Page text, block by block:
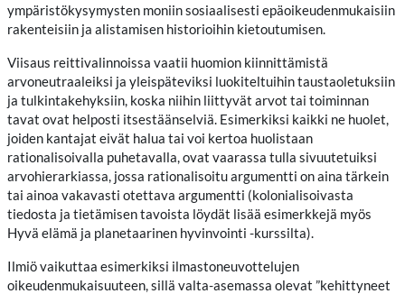
ympäristökysymysten moniin sosiaalisesti epäoikeudenmukaisiin
rakenteisiin ja alistamisen historioihin kietoutumisen.
Viisaus reittivalinnoissa vaatii huomion kiinnittämistä
arvoneutraaleiksi ja yleispäteviksi luokiteltuihin taustaoletuksiin
ja tulkintakehyksiin, koska niihin liittyvät arvot tai toiminnan
tavat ovat helposti itsestäänselviä. Esimerkiksi kaikki ne huolet,
joiden kantajat eivät halua tai voi kertoa huolistaan
rationalisoivalla puhetavalla, ovat vaarassa tulla sivuutetuiksi
arvohierarkiassa, jossa rationalisoitu argumentti on aina tärkein
tai ainoa vakavasti otettava argumentti (kolonialisoivasta
tiedosta ja tietämisen tavoista löydät lisää esimerkkejä myös
Hyvä elämä ja planetaarinen hyvinvointi -kurssilta).
Ilmiö vaikuttaa esimerkiksi ilmastoneuvottelujen
oikeudenmukaisuuteen, sillä valta-asemassa olevat ”kehittyneet